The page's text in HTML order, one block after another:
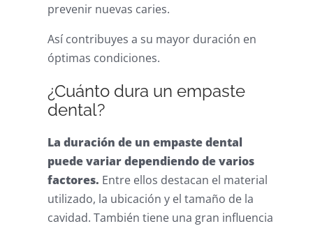
prevenir nuevas caries.
Así contribuyes a su mayor duración en
óptimas condiciones.
¿Cuánto dura un empaste
dental?
La duración de un empaste dental
puede variar dependiendo de varios
factores. Entre ellos destacan el material
utilizado, la ubicación y el tamaño de la
cavidad. También tiene una gran influencia